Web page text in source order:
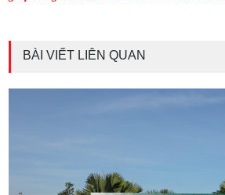
BÀI VIẾT LIÊN QUAN